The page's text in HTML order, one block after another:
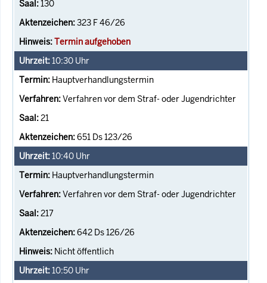
130
323 F 46/26
Termin aufgehoben
10:30 Uhr
Hauptverhandlungstermin
Verfahren vor dem Straf- oder Jugendrichter
21
651 Ds 123/26
10:40 Uhr
Hauptverhandlungstermin
Verfahren vor dem Straf- oder Jugendrichter
217
642 Ds 126/26
Nicht öffentlich
10:50 Uhr